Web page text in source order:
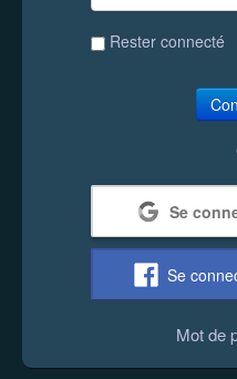
Rester connecté
Se
Se
Mot de